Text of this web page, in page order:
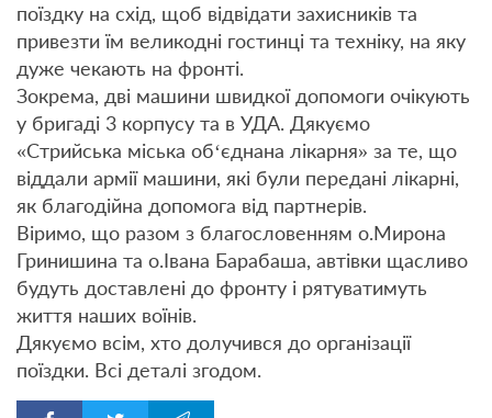
поїздку на схід, щоб відвідати захисників та
привезти їм великодні гостинці та техніку, на яку
дуже чекають на фронті.
Зокрема, дві машини швидкої допомоги очікують
у бригаді 3 корпусу та в УДА. Дякуємо
«Стрийська міська об‘єднана лікарня» за те, що
віддали армії машини, які були передані лікарні,
як благодійна допомога від партнерів.
Віримо, що разом з благословенням о.Мирона
Гринишина та о.Івана Барабаша, автівки щасливо
будуть доставлені до фронту і рятуватимуть
життя наших воїнів.
Дякуємо всім, хто долучився до організації
поїздки. Всі деталі згодом.